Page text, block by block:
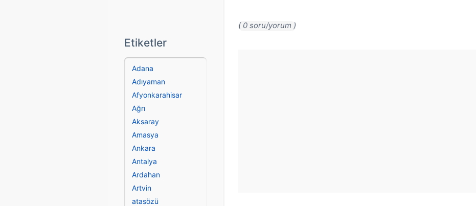
( 0 soru/yorum )
Etiketler
Adana
Adıyaman
Afyonkarahisar
Ağrı
Aksaray
Amasya
Ankara
Antalya
Ardahan
Artvin
atasözü